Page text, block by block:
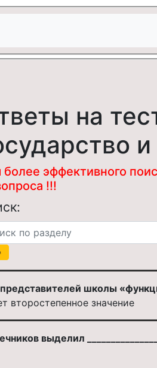
на
более эффективного
!!!
школы
второстепенное значение
выделил